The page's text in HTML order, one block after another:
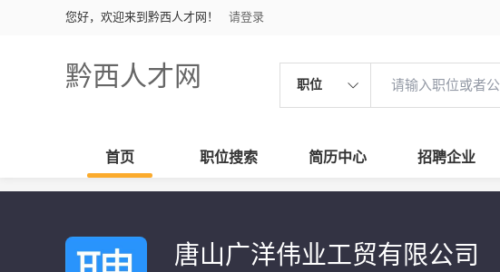
您好，欢迎来到黔西人才网！ 请登录
黔西人才网 职位
首页 职位搜索 简历中心 招聘企业
唐山广洋伟业工贸有限公司